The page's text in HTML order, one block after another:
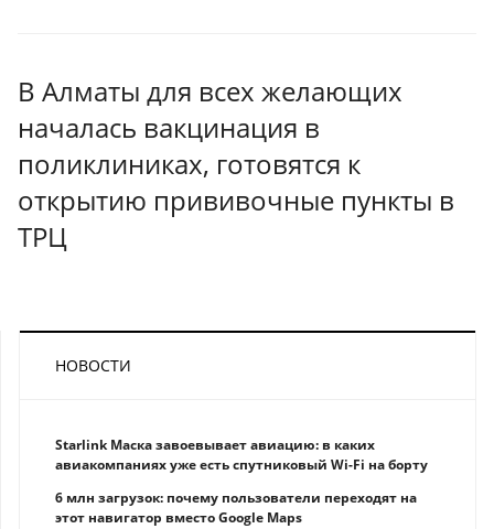
В Алматы для всех желающих
началась вакцинация в
поликлиниках, готовятся к
открытию прививочные пункты в
ТРЦ
НОВОСТИ
Starlink Маска завоевывает авиацию: в каких
авиакомпаниях уже есть спутниковый Wi-Fi на борту
6 млн загрузок: почему пользователи переходят на
этот навигатор вместо Google Maps